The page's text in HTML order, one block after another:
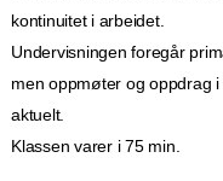
kontinuitet i arbeidet.
Undervisningen foregår
men oppmøter og oppdrag
aktuelt.
Klassen varer i 75 min.